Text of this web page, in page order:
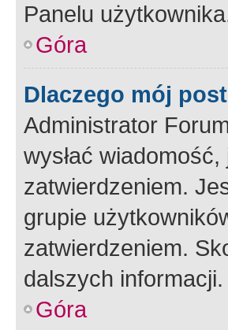
Panelu
Góra
Dlaczego mój
Administrator
wysłać
zatwierdzeniem.
grupie
zatwierdzeniem.
dalszych informacji.
Góra